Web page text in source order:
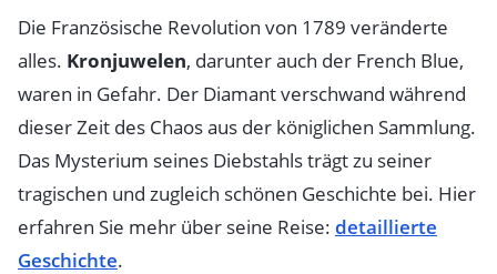
Die Französische Revolution von 1789 veränderte
alles. Kronjuwelen, darunter auch der French Blue,
waren in Gefahr. Der Diamant verschwand während
dieser Zeit des Chaos aus der königlichen Sammlung.
Das Mysterium seines Diebstahls trägt zu seiner
tragischen und zugleich schönen Geschichte bei. Hier
erfahren Sie mehr über seine Reise: detaillierte
Geschichte.